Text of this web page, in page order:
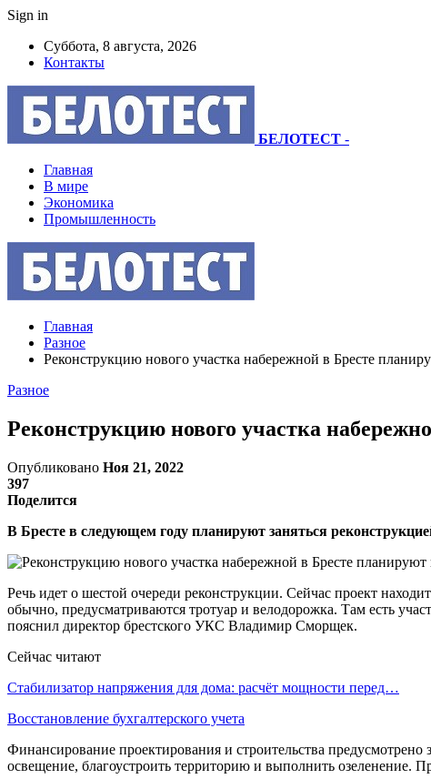
Sign in
Суббота, 8 августа, 2026
Контакты
БЕЛОТЕСТ -
Главная
В мире
Экономика
Промышленность
Главная
Разное
Реконструкцию нового участка набережной в Бресте
Разное
Реконструкцию нового участка
Опубликовано Ноя 21, 2022
397
Поделится
В Бресте в следующем году планируют заняться
Речь идет о шестой очереди реконструкции. Сейчас проект
обычно, предусматриваются тротуар и велодорожка. Там есть
пояснил директор брестского УКС Владимир Сморщек.
Сейчас читают
Стабилизатор напряжения для дома: расчёт мощности перед…
Восстановление бухгалтерского учета
Финансирование проектирования и строительства предусмотрено
освещение, благоустроить территорию и выполнить озеленение.